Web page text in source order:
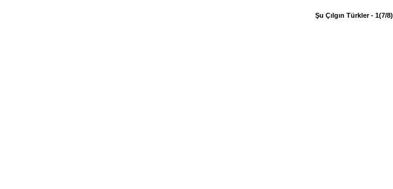
Şu Çılgın Türkler - 1(7/8)